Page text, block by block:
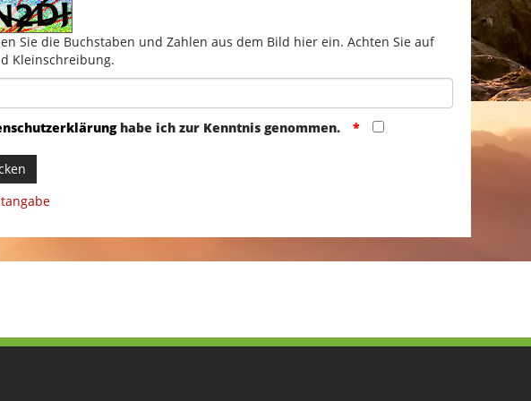
Sie die Buchstaben und Zahlen aus dem Bild hier ein. Achten Sie auf
Kleinschreibung.
habe ich zur Kenntnis genommen.